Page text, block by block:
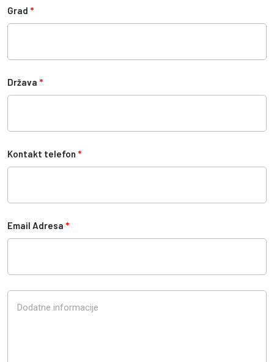
Grad *
Država *
Kontakt telefon *
Email Adresa *